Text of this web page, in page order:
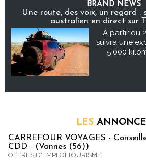
BRAND NEWS
Une route, des voix, un regard :
australien en direct sur
À partir du
suivra une
5 000
LES
CARREFOUR VOYAGES -
CDD - (Vannes (56))
OFFRES D'EMPLOI TOURISME